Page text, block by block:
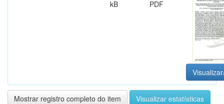
kB
PDF
Mostrar registro completo do item Visualizar estatísticas